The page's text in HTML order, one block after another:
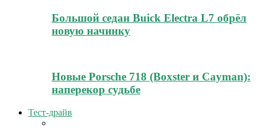
Большой седан Buick Electra L7 обрёл
новую начинку
Новые Porsche 718 (Boxster и Cayman):
наперекор судьбе
Тест-драйв